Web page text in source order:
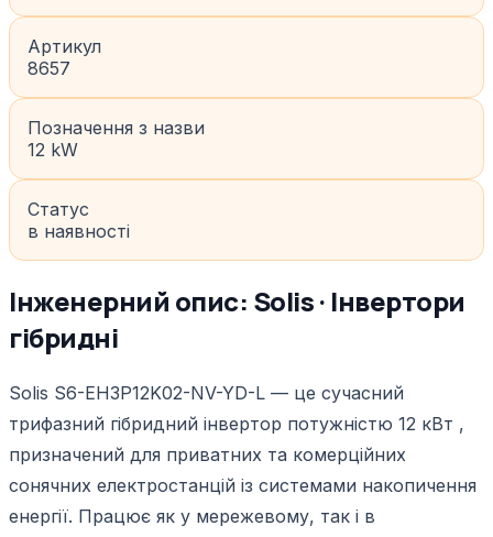
Артикул
8657
Позначення з назви
12 kW
Статус
в наявності
Інженерний опис: Solis · Інвертори
гібридні
Solis S6-EH3P12K02-NV-YD-L — це сучасний
трифазний гібридний інвертор потужністю 12 кВт ,
призначений для приватних та комерційних
сонячних електростанцій із системами накопичення
енергії. Працює як у мережевому, так і в